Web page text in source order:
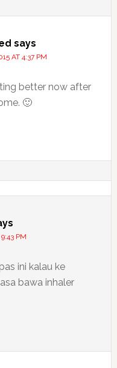
says
AT 4:37 PM
better now after
🙂
PM
ini kalau ke
bawa inhaler